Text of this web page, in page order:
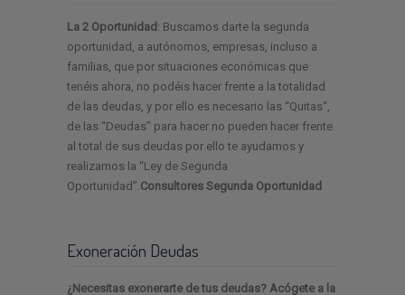
La 2 Oportunidad : Buscamos darte la segunda
oportunidad, a autónomos, empresas, incluso a
familias, que por situaciones económicas que
tenéis ahora, no podéis hacer frente a la totalidad
de las deudas, y por ello es necesario las “Quitas“,
de las “Deudas” para hacer no pueden hacer frente
al total de sus deudas por ello te ayudamos y
realizamos la “Ley de Segunda
Oportunidad”. Consultores Segunda Oportunidad
Exoneración Deudas
¿Necesitas exonerarte de tus deudas? Acógete a la